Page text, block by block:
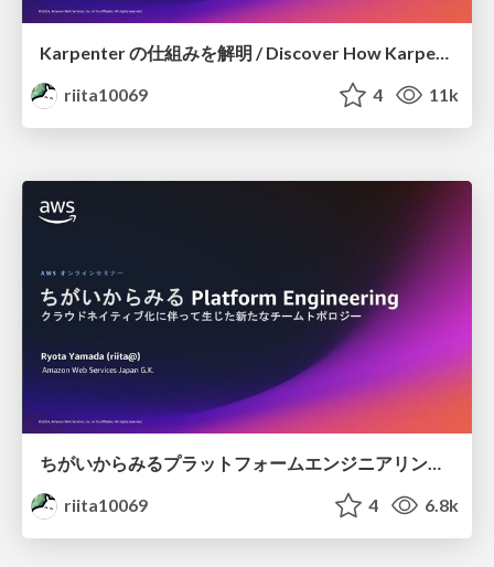
Karpenter の仕組みを解明 / Discover How Karpenter Works /
riita10069
4 11k
ちがいからみるプラットフォームエンジニアリング / Platform Engineering from a difference's point of view
riita10069
4 6.8k